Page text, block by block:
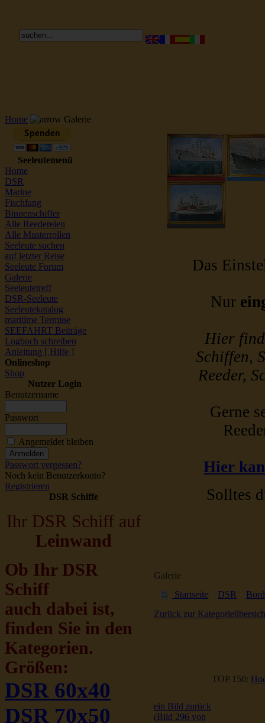
Home Galerie
Seeleutemenü
Home
DSR
Marine
Fischfang
Binnenschiffer
Alle Reedereien
Alle Musterrollen
Seeleute suchen
auf letzter Reise
Seeleute Forum
Galerie
Seeleutetreff
DSR-Seeleute
Seeleutekatalog
maritime Termine
SEEFAHRT Beiträge
Logbuch schreiben
Anleitung [ Hilfe ]
Onlineshop
Shop
Nutzer Login
Benutzername
Passwort
Angemeldet bleiben
Passwort vergessen?
Noch kein Benutzerkonto?
Registrieren
DSR Schiffe
Ihr DSR Schiff auf
Leinwand
Ob Ihr DSR
Schiff
auch dabei ist,
finden Sie in den
Kategorien.
Größen:
DSR 60x40
DSR 70x50
Das
Nur
Hier
Schiffen,
Reeder,
Gerne
Hier
Solltes
Galerie
Startseite » DSR »
Zurück zur
TOP 150:
ein Bild zurück
(Bild 296 von